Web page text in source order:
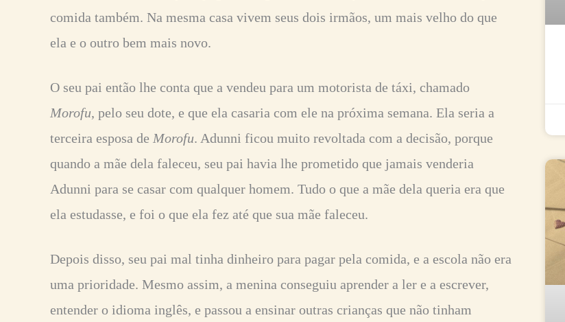
comida também. Na mesma casa vivem seus dois irmãos, um mais velho do que
ela e o outro bem mais novo.
O seu pai então lhe conta que a vendeu para um motorista de táxi, chamado
Morofu, pelo seu dote, e que ela casaria com ele na próxima semana. Ela seria a
terceira esposa de Morofu. Adunni ficou muito revoltada com a decisão, porque
quando a mãe dela faleceu, seu pai havia lhe prometido que jamais venderia
Adunni para se casar com qualquer homem. Tudo o que a mãe dela queria era que
ela estudasse, e foi o que ela fez até que sua mãe faleceu.
Depois disso, seu pai mal tinha dinheiro para pagar pela comida, e a escola não era
uma prioridade. Mesmo assim, a menina conseguiu aprender a ler e a escrever,
entender o idioma inglês, e passou a ensinar outras crianças que não tinham